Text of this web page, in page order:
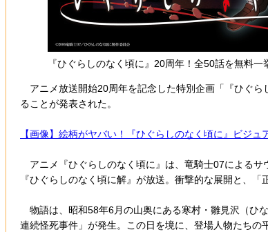
『ひぐらしのなく頃に』20周年！全50話を無料
アニメ放送開始20周年を記念した特別企画「『ひぐら
ることが発表された。
【画像】絵柄がヤバい！『ひぐらしのなく頃に』ビジュ
アニメ『ひぐらしのなく頃に』は、竜騎士07によるサ
『ひぐらしのなく頃に解』が放送。衝撃的な展開と、
物語は、昭和58年6月の山奥にある寒村・雛見沢（ひ
連続怪死事件」が発生。この日を境に、登場人物たちの